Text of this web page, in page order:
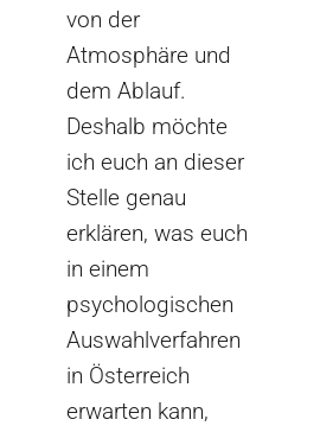
von der
Atmosphäre und
dem Ablauf.
Deshalb möchte
ich euch an dieser
Stelle genau
erklären, was euch
in einem
psychologischen
Auswahlverfahren
in Österreich
erwarten kann,